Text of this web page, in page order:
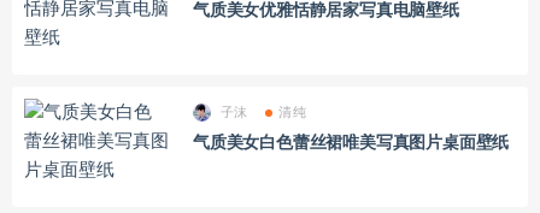
气质美女优雅恬静居家写真电脑壁纸
子沫 清纯
气质美女白色蕾丝裙唯美写真图片桌面壁纸